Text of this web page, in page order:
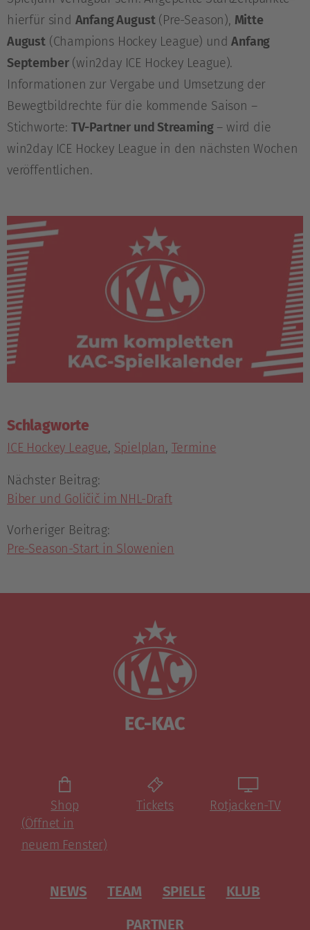
hierfür sind Anfang August(Pre-Season), Mitte
August(Champions Hockey League) undAnfang
September(win2day ICE Hockey League).
Informationen zur Vergabe und Umsetzung der
Bewegtbildrechte für die kommende Saison –
Stichworte: TV-Partner und Streaming– wird die
win2day ICE Hockey League in den nächsten Wochen
veröffentlichen.
Schlagworte
ICE Hockey League, Spielplan, Termine
Nächster Beitrag:
Biber und Goličič im NHL-Draft
Vorheriger Beitrag:
Pre-Season-Start in Slowenien
EC-KAC
Shop
(Öffnet in
neuem Fenster)
Tickets Rotjacken-TV
NEWS TEAM SPIELE
KLUB
PARTNER